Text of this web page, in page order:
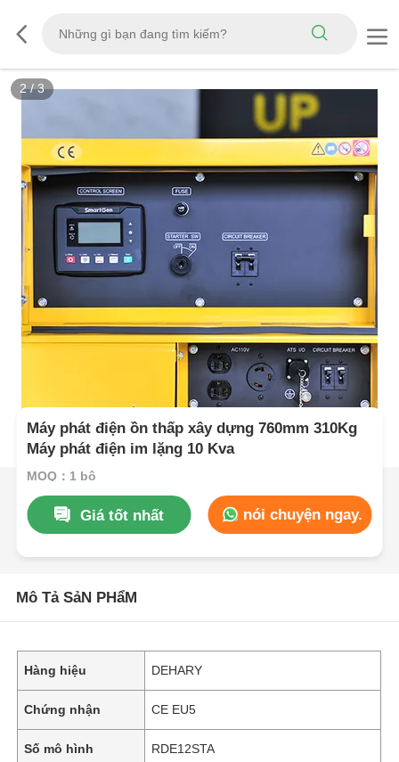
2/3
Máy phát điện ồn thấp xây dựng 760mm 310Kg
Máy phát điện im lặng 10 Kva
MOQ：1 bộ
Giá tốt nhất nói chuyện ngay.
Mô Tả SảN PHẩM
Hàng hiệu DEHARY
Chứng nhận CE EU5
Số mô hình RDE12STA